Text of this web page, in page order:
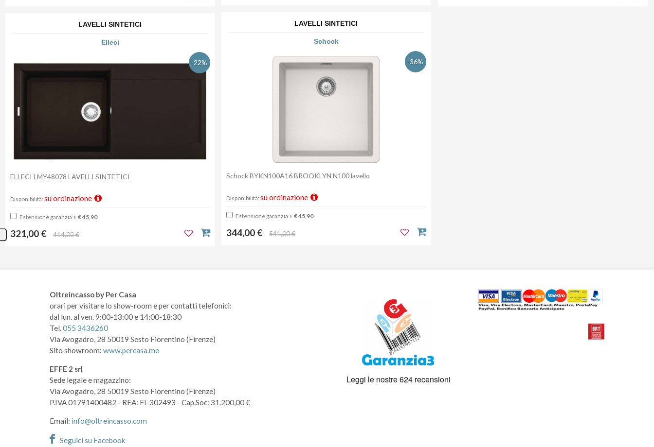
LAVELLI SINTETICI
Schock
-36%
Schock BYKN100A16 BROOKLYN N100 lavello
Disponibilità: su ordinazione
Estensione garanzia + € 45,90
344,00 € 541,00 €
LAVELLI SINTETICI
Elleci
-22%
ELLECI LMY48078 LAVELLI SINTETICI
Disponibilità: su ordinazione
Estensione garanzia + € 45,90
321,00 € 414,00 €
Oltreincasso by Per Casa
orari per visitare lo show-room e per contatti telefonici:
dal lun. al ven. 9:00-13:00 e 14:00-18:30
Tel.055 3436260
Via Avogadro, 28 50019 Sesto Fiorentino (Firenze)
Sito showroom: www.percasa.me
EFFE 2 srl
Sede legale e magazzino:
Via Avogadro, 28 50019 Sesto Fiorentino (Firenze)
P.IVA 01791400482 - REA: FI-302493 - Cap.Soc: 31.200,00 €
Email: info@oltreincasso.com
Seguici su Facebook